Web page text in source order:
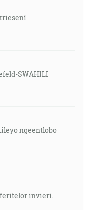
SWAHILI
ngeentlobo
invieri.